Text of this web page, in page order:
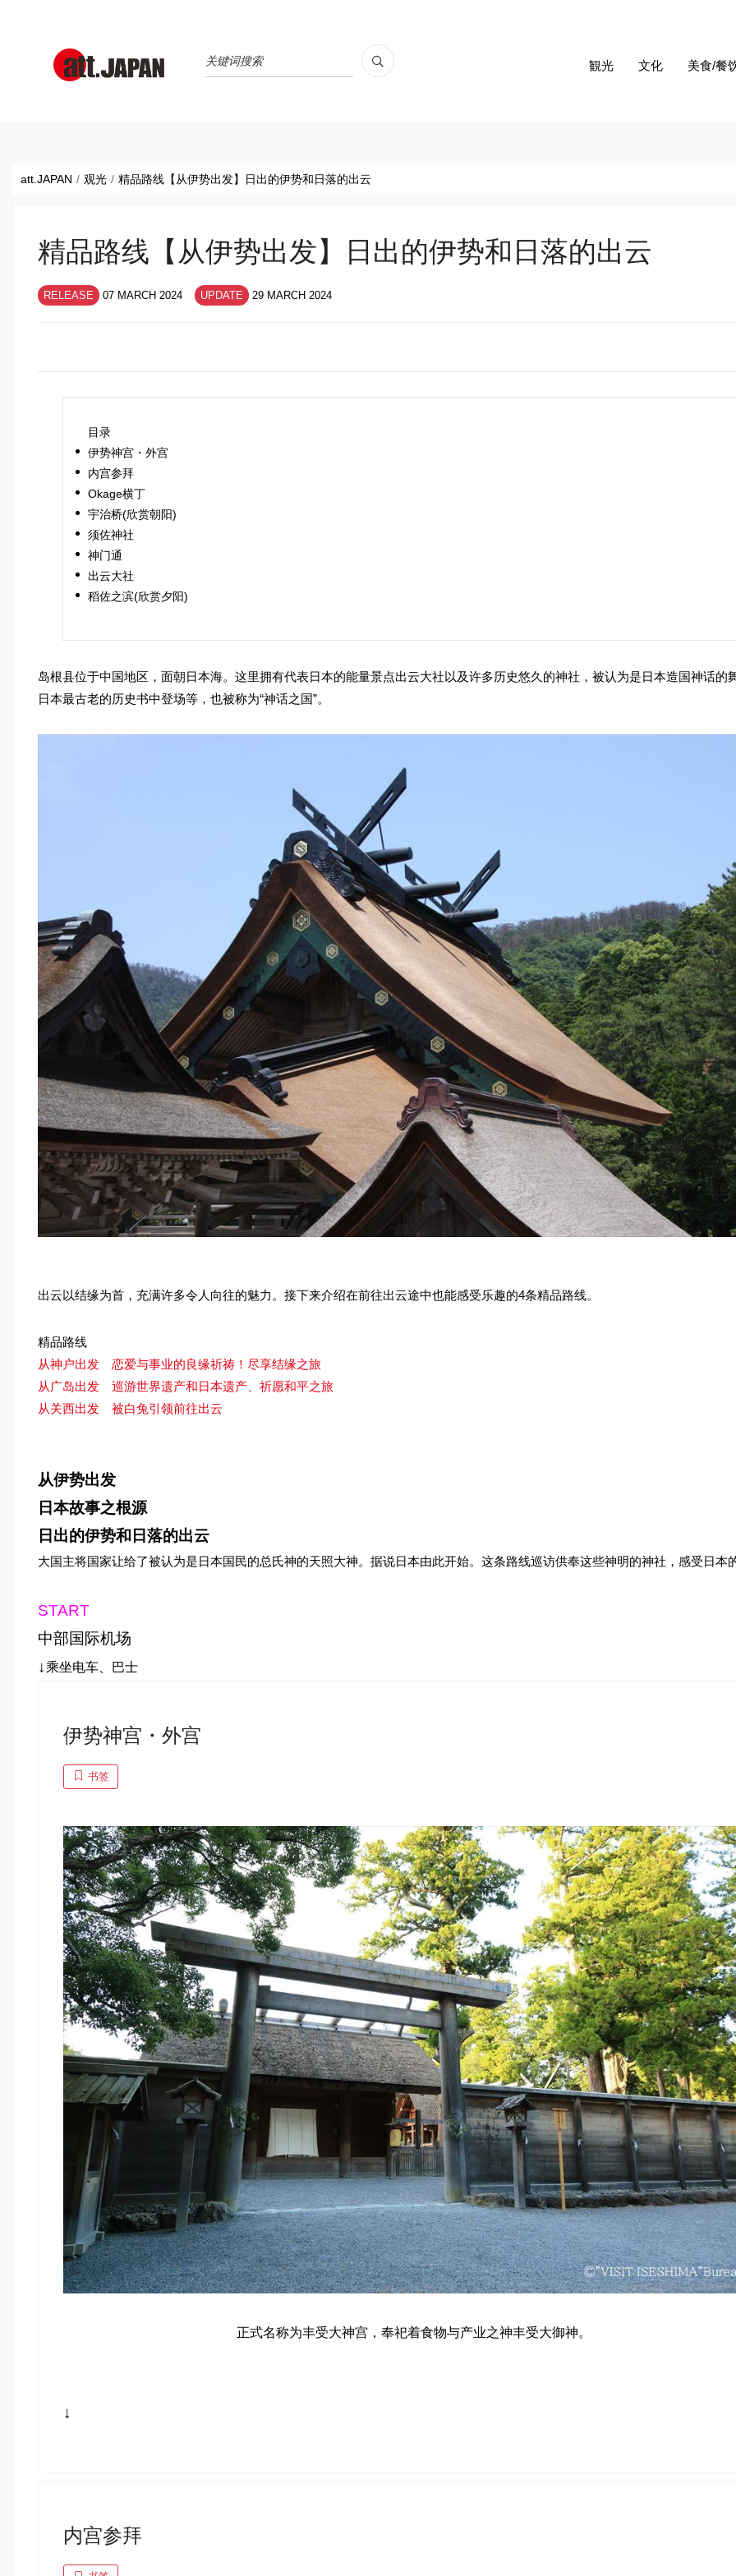
観光 文化 美食/餐
att.JAPAN 观光 精品路线【从伊势出发】日出的伊势和日落的出云
精品路线【从伊势出发】日出的伊势和日落的出云
RELEASE 07 MARCH 2024 UPDATE 29 MARCH 2024
目录
伊势神宫・外宫
内宫参拜
Okage横丁
宇治桥(欣赏朝阳)
须佐神社
神门通
出云大社
稻佐之滨(欣赏夕阳)
岛根县位于中国地区，面朝日本海。这里拥有代表日本的能量景点出云大社以及许多历史悠久的神社，被认为是日本造国神话的
日本最古老的历史书中登场等，也被称为“神话之国”。
出云以结缘为首，充满许多令人向往的魅力。接下来介绍在前往出云途中也能感受乐趣的4条精品路线。
精品路线
从神户出发 恋爱与事业的良缘祈祷！尽享结缘之旅
从广岛出发 巡游世界遗产和日本遗产、祈愿和平之旅
从关西出发 被白兔引领前往出云
从伊势出发
日本故事之根源
日出的伊势和日落的出云
大国主将国家让给了被认为是日本国民的总氏神的天照大神。据说日本由此开始。这条路线巡访供奉这些神明的神社，感受日本
START
中部国际机场
↓乘坐电车、巴士
伊势神宫・外宫
书签
正式名称为丰受大神宫，奉祀着食物与产业之神丰受大御神。
↓
内宫参拜